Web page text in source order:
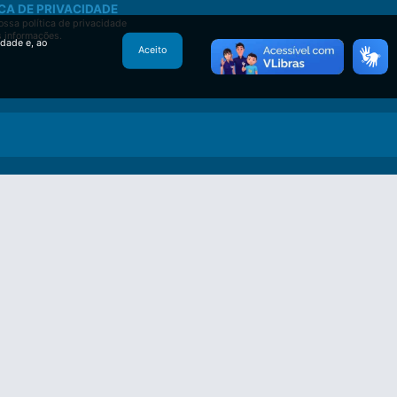
DE PRIVACIDADE
política de privacidade
informações.
e, ao
Aceito